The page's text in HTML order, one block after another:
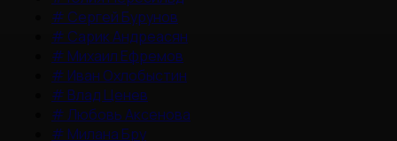
# Сергей Бурунов
# Сарик Андреасян
# Михаил Ефремов
# Иван Охлобыстин
# Влад Ценев
#Любовь Аксенова
# Милана Бру